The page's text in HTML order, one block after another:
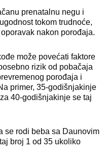
prenatalnu negu i
tokom trudnoće,
nakon porođaja.
može povećati faktore
rizik od pobačaja
porođaja i
primer, 35-godišnjakinje
40-godišnjakinje se taj
se rodi beba sa Daunovim
broj 1 od 35 ukoliko